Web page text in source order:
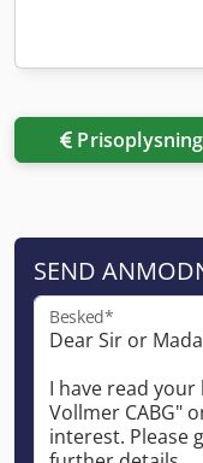
SEND
Besked*